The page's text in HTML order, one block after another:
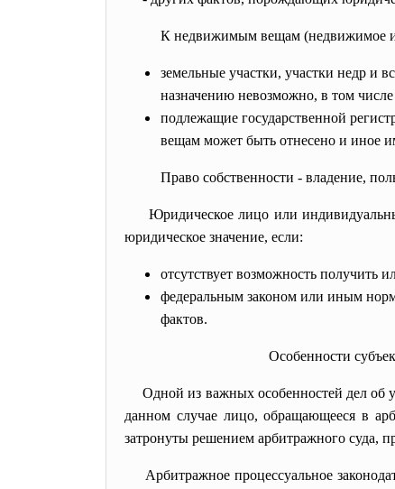
К недвижимым вещам (недвижимое
земельные участки, участки недр и
назначению невозможно, в том
подлежащие государственной
вещам может быть отнесено и иное
Право собственности - владение,
Юридическое лицо или
юридическое значение, если:
отсутствует возможность получить
федеральным законом или иным
фактов.
Особенности
Одной из важных особенностей дел об
данном случае лицо, обращающееся в
затронуты решением арбитражного суда,
Арбитражное процессуальное